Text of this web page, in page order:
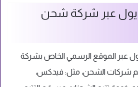
عبر شركة شحن
عبر الموقع الرسمي الخاص بشركة
شركات الشحن، مثل: فيدكس،